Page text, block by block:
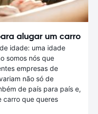
alugar um carro
idade: uma idade
somos nós que
empresas de
não só de
de país para país e,
carro que queres